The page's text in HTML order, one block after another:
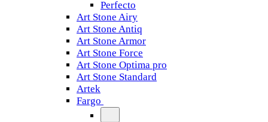
Perfecto
Art Stone Airy
Art Stone Antiq
Art Stone Armor
Art Stone Force
Art Stone Optima pro
Art Stone Standard
Artek
Fargo